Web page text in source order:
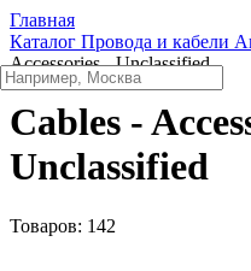
Главная
Каталог Провода и кабели
Accessories - Unclassified
Cables -
Unclassified
Товаров: 142